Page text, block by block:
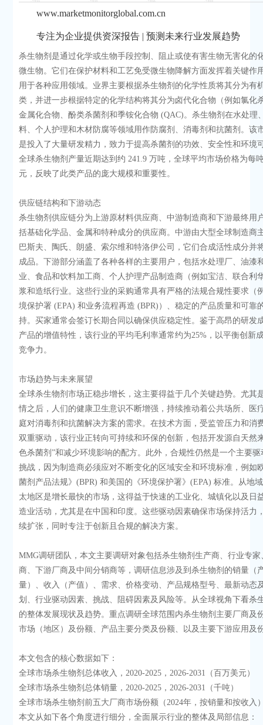
www.marketmonitorglobal.com.cn
专注为企业提供资深报告 | 预测未来行业发展趋势
杀生物剂是通过化学或生物手段控制、阻止或使有害生物无害化的
微生物。它们在保护材料和工艺免受微生物降解方面发挥着关键作
用于各种应用领域。业界主要根据杀生物剂的化学性质将其分为有
类，并进一步根据特定的化学结构将其分为卤代化合物（例如氯化
金属化合物、酚类杀菌剂和季铵化合物 (QAC)。杀生物剂在水处理
料、个人护理和木材防腐等领域用作防腐剂、消毒剂和抗菌剂。该
是投入了大量研发精力，致力于提高杀菌剂的功效、安全性和环境
全球杀生物剂产量近期达到约 241.9 万吨，全球平均市场价格为每
元，反映了此类产品的庞大规模和重要性。
供应链结构和下游动态
杀生物剂供应链分为上游原材料供应商、中游制造商和下游最终用
括基础化学品、金属和特种成分的供应商。中游由大型全球制造商
巴斯夫、陶氏、朗盛、索尔维和特洛伊公司，它们合成活性成分并
成品。下游部分涵盖了各种各样的主要用户，包括水处理厂、油漆
业、食品和饮料加工商、个人护理产品制造商（例如宝洁、联合利
浆和造纸行业。这些行业的采购通常具有严格的法规合规性要求（
境保护署 (EPA) 和业务流程再造 (BPR)）、稳定的产品质量和可靠
持。买家通常会签订长期合同以确保供应稳定性。鉴于高昂的研发
产品的增值特性，该行业的平均毛利率通常约为25%，以平衡创新
竞争力。
市场趋势与未来展望
全球杀生物剂市场正稳步增长，这主要得益于几个关键趋势。尤其
情之后，人们的健康卫生意识不断增强，持续推动着公共场所、医
庭对消毒剂和抗菌解决方案的需求。在技术方面，受监管压力和消
双重驱动，该行业正转向可持续和环保的创新，包括开发源自天然
色杀菌剂”和减少环境影响的配方。此外，合规性仍然是一个主要
挑战，因为制造商必须应对不断变化的区域安全和环境标准，例如
菌剂产品法规》(BPR) 和美国的《环境保护署》(EPA) 标准。从地
太地区是增长最快的市场，这得益于快速的工业化、城镇化以及日
造业活动，尤其是在中国和印度。这些驱动因素确保市场保持活力
续扩张，同时专注于创新且合规的解决方案。
MMG调研团队，本文主要调研对象包括杀生物剂生产商、行业专家
商、下游厂商及中间分销商等，调研信息涉及到杀生物剂的销量（
量）、收入（产值）、需求、价格变动、产品规格型号、最新动态
划、行业驱动因素、挑战、阻碍因素及风险等。从全球视角下看杀
的整体发展现状及趋势。重点调研全球范围内杀生物剂主要厂商及
市场（地区）及份额、产品主要分类及份额、以及主要下游应用及
本文包含的核心数据如下：
全球市场杀生物剂总体收入，2020-2025，2026-2031（百万美元）
全球市场杀生物剂总体销量，2020-2025，2026-2031（千吨）
全球市场杀生物剂前五大厂商市场份额（2024年，按销量和按收入
本文从如下各个角度进行细分，全面展示行业的整体及局部信息：